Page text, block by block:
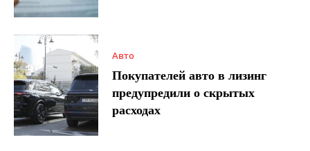
Авто
Покупателей авто в лизинг
предупредили о скрытых
расходах